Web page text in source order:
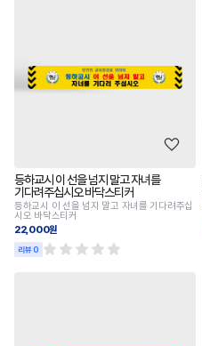
등하교시 이 선을 넘지 말고 자녀를
기다려주십시오 바닥스티커
등하교시 이 선을 넘지 말고 자녀를 기다려주십
시오 바닥스티커
22,000원
리뷰 0